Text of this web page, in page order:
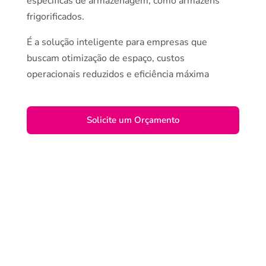
frigorificados.
É a solução inteligente para empresas que
buscam otimização de espaço, custos
operacionais reduzidos e eficiência máxima
Solicite um Orçamento